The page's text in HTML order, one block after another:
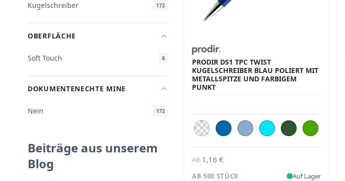
Kugelschreiber 172
OBERFLÄCHE
Soft Touch 8
DOKUMENTENECHTE MINE
Nein 172
PRODIR DS1 TPC TWIST
KUGELSCHREIBER BLAU POLIERT MIT
METALLSPITZE UND FARBIGEM
PUNKT
AB 1,16 €
AB 500 STÜCK Auf Lager
Beiträge aus unserem
Blog